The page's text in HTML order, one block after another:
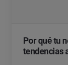
Por qué tu
tendencias